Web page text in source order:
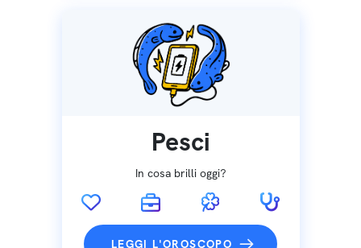
Pesci
In cosa brilli oggi?
LEGGI L'OROSCOPO